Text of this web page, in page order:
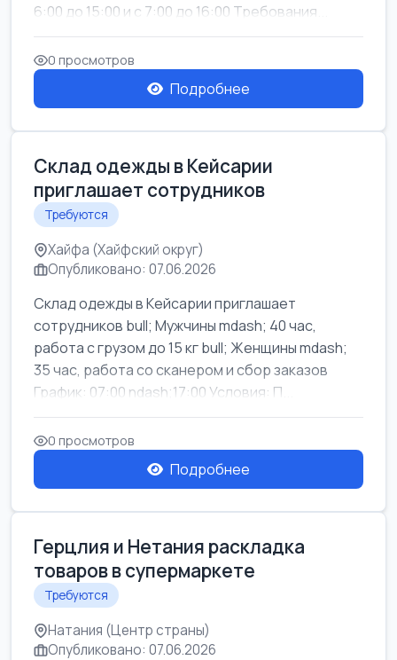
6:00 до 15:00 и с 7:00 до 16:00 Требования...
0 просмотров
Подробнее
Склад одежды в Кейсарии
приглашает сотрудников
Требуются
Хайфа (Хайфский округ)
Опубликовано: 07.06.2026
Склад одежды в Кейсарии приглашает
сотрудников bull; Мужчины mdash; 40 час,
работа с грузом до 15 кг bull; Женщины mdash;
35 час, работа со сканером и сбор заказов
График: 07:00 ndash;17:00 Условия: П...
0 просмотров
Подробнее
Герцлия и Нетания раскладка
товаров в супермаркете
Требуются
Натания (Центр страны)
Опубликовано: 07.06.2026